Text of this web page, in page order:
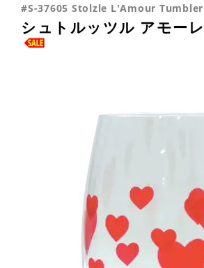
#S-37605 Stolzle L'Amour
シュトルッツル アモー